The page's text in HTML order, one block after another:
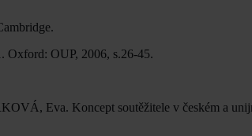
Oxford: OUP, 2006, s.26-45.
Eva. Koncept soutěžitele v českém a